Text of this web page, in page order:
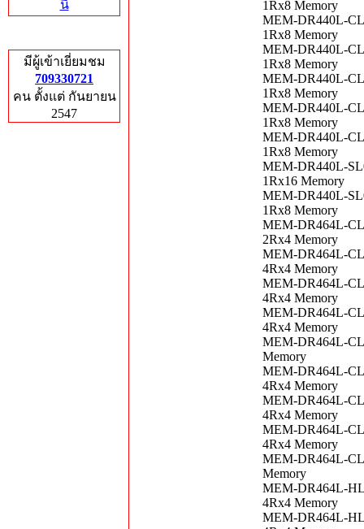
นี่
มีผู้เข้าเยี่ยมชม
709330721
คน ตั้งแต่ กันยายน
2547
1Rx8 Memory
MEM-DR440L-
1Rx8 Memory
MEM-DR440L-
1Rx8 Memory
MEM-DR440L-
1Rx8 Memory
MEM-DR440L-
1Rx8 Memory
MEM-DR440L-
1Rx8 Memory
MEM-DR440L-
1Rx16 Memory
MEM-DR440L-
1Rx8 Memory
MEM-DR464L-
2Rx4 Memory
MEM-DR464L-
4Rx4 Memory
MEM-DR464L-
4Rx4 Memory
MEM-DR464L-
4Rx4 Memory
MEM-DR464L-
Memory
MEM-DR464L-
4Rx4 Memory
MEM-DR464L-
4Rx4 Memory
MEM-DR464L-
4Rx4 Memory
MEM-DR464L-
Memory
MEM-DR464L-
4Rx4 Memory
MEM-DR464L-